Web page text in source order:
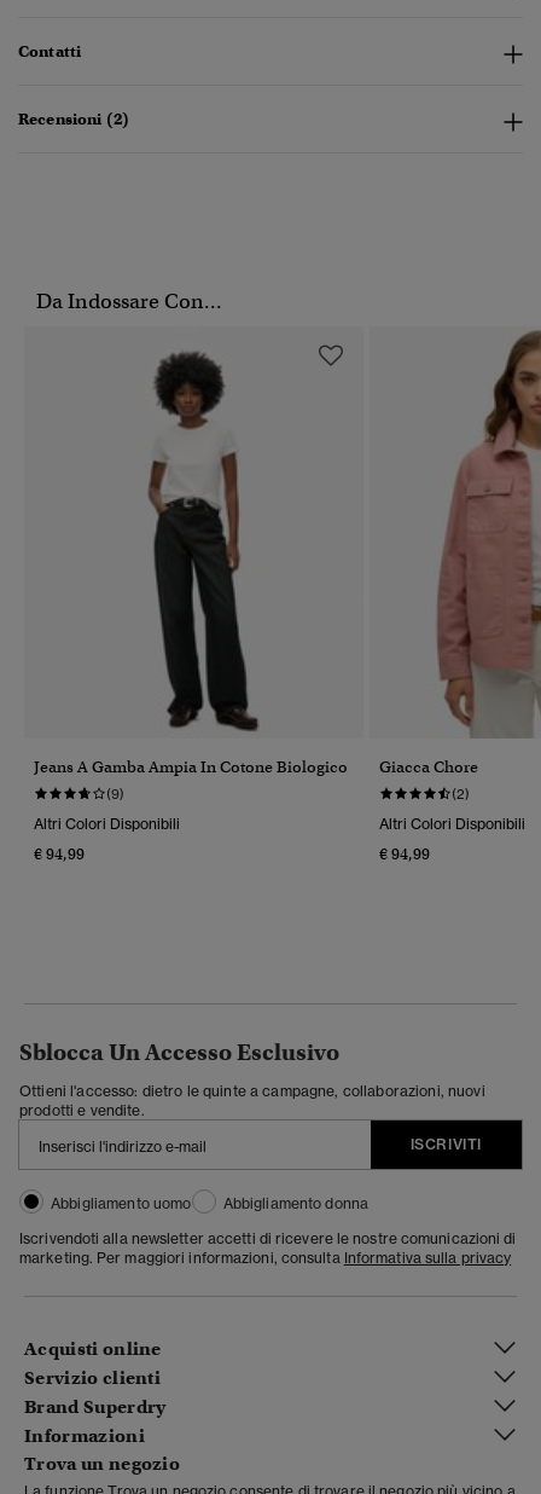
Contatti
Recensioni (2)
Da Indossare Con...
Jeans A Gamba Ampia In Cotone Biologico
(9)
Altri Colori Disponibili
€ 94,99
Giacca Chore
(2)
Altri Colori Disponibili
€ 94,99
Sblocca Un Accesso Esclusivo
Ottieni l'accesso: dietro le quinte a campagne, collaborazioni, nuovi
prodotti e vendite.
ISCRIVITI
Abbigliamento uomo
Abbigliamento donna
Iscrivendoti alla newsletter accetti di ricevere le nostre comunicazioni di
marketing. Per maggiori informazioni, consulta Informativa sulla privacy
Acquisti online
Servizio clienti
Brand Superdry
Informazioni
Trova un negozio